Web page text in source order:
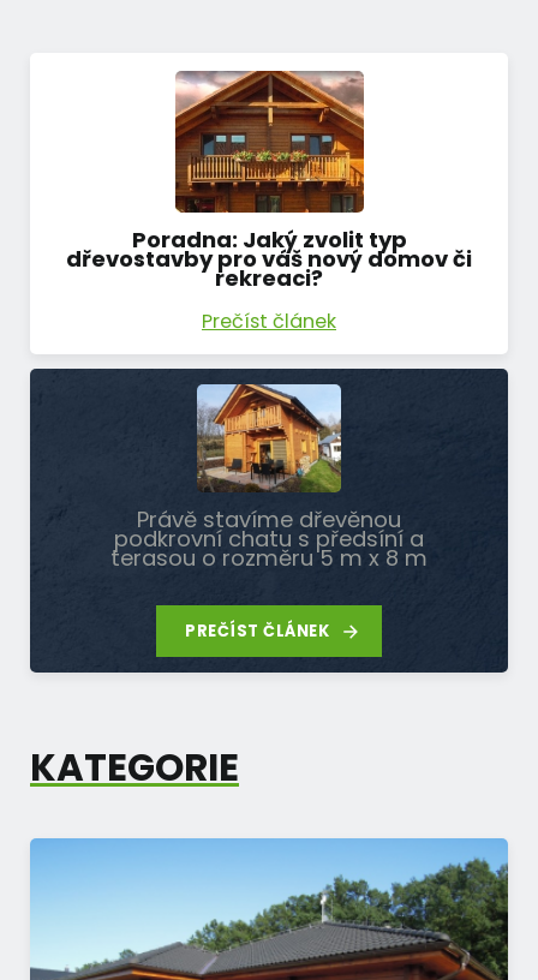
Poradna: Jaký zvolit typ
dřevostavby pro váš nový domov či
rekreaci?
Prečíst článek
Právě stavíme dřevěnou
podkrovní chatu s předsíní a
terasou o rozměru 5 m x 8 m
PREČÍST ČLÁNEK
KATEGORIE